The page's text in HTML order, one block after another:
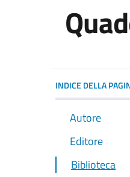
INDICE DELLA
Autore
Editore
Biblioteca